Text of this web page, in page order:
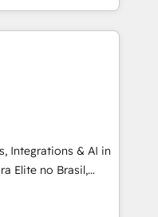
enablement, CRM
Enterprise level
strategy,
design
Global B2B
Services, IT and
Integrations & AI in
em crescimento
automações e